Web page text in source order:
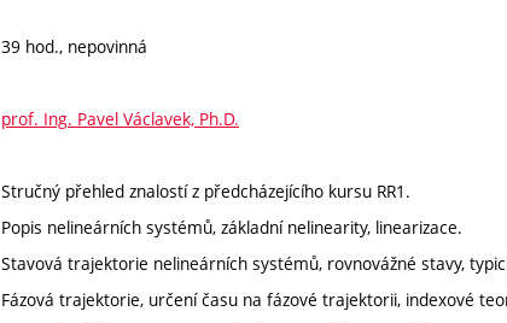
39 hod., nepovinná
prof. Ing. Pavel Václavek, Ph.D.
Stručný přehled znalostí z předcházejícího kursu RR1.
Popis nelineárních systémů, základní nelinearity, linearizace.
Stavová trajektorie nelineárních systémů, rovnovážné stavy,
Fázová trajektorie, určení času na fázové trajektorii, indexové